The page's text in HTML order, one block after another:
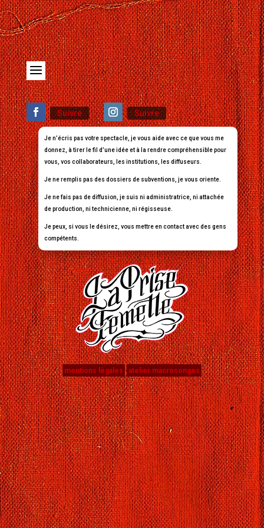
Suivre Suivre
Je n’écris pas votre spectacle, je vous aide avec ce que vous me
donnez, à tirer le fil d’une idée et à la rendre compréhensible pour
vous, vos collaborateurs, les institutions, les diffuseurs.
Je ne remplis pas des dossiers de subventions, je vous oriente.
Je ne fais pas de diffusion, je suis ni administratrice, ni attachée
de production, ni technicienne, ni régisseuse.
Je peux, si vous le désirez, vous mettre en contact avec des gens
compétents.
mentions légales atelier macrosonges